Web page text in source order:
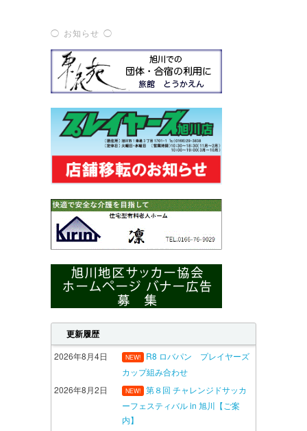
◯ お知らせ ◯
更新履歴
2026年8月4日 NEW!
R8 ロバパン プレイヤーズ
カップ組み合わせ
2026年8月2日
NEW!
第８回 チャレンジドサッカ
ーフェスティバル in 旭川【ご案
内】